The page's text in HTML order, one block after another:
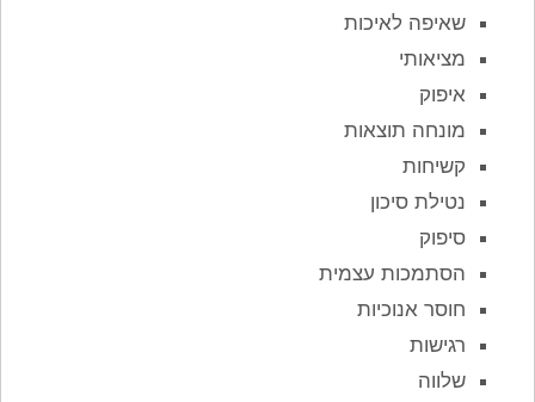
שאיפה לאיכות
מציאותי
איפוק
מונחה תוצאות
קשיחות
נטילת סיכון
סיפוק
הסתמכות עצמית
חוסר אנוכיות
רגישות
שלווה